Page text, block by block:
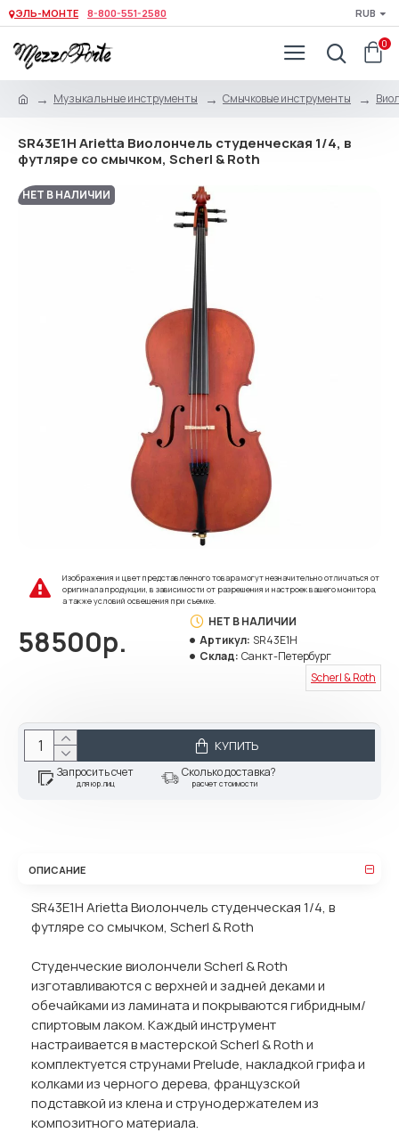
ЭЛЬ-МОНТЕ 8-800-551-2580 RUB
0
Музыкальные инструменты Смычковые инструменты
SR43E1H Arietta Виолончель студенческая 1/4, в
футляре со смычком, Scherl & Roth
НЕТ В НАЛИЧИИ
Изображения и цвет представленного товара могут незначительно отличаться от
оригинала продукции, в зависимости от разрешения и настроек вашего монитора,
а также условий освещения при съемке.
58500р.
НЕТ В НАЛИЧИИ
Артикул: SR43E1H
Склад: Санкт-Петербург
Scherl & Roth
КУПИТЬ
Запросить счет
для юр.лиц
Сколько доставка?
расчет стоимости
ОПИСАНИЕ
SR43E1H Arietta Виолончель студенческая 1/4, в
футляре со смычком, Scherl & Roth
Студенческие виолончели Scherl & Roth
изготавливаются с верхней и задней деками и
обечайками из ламината и покрываются гибридным/
спиртовым лаком. Каждый инструмент
настраивается в мастерской Scherl & Roth и
комплектуется струнами Prelude, накладкой грифа и
колками из черного дерева, французской
подставкой из клена и струнодержателем из
композитного материала.